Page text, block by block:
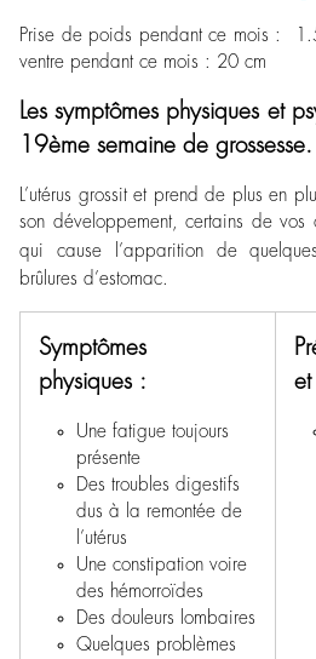
Prise de poids pendant ce
ventre pendant ce mois : 20 cm
Les symptômes physiques et
19ème semaine de grossesse.
L’utérus grossit et prend de plus en
son développement, certains de vos
qui cause l’apparition de
brûlures d’estomac.
Symptômes
physiques :
Une fatigue toujours
présente
Des troubles digestifs
dus à la remontée de
l’utérus
Une constipation voire
des hémorroïdes
Des douleurs lombaires
Quelques problèmes
et